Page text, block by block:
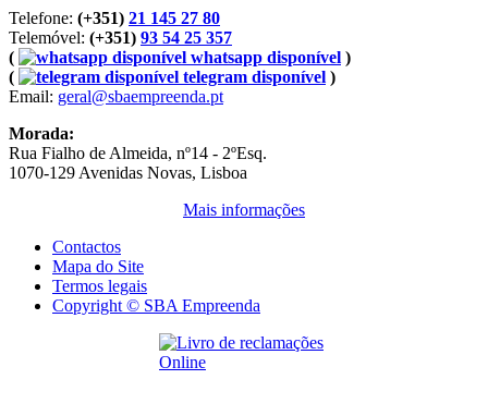
Telefone: (+351) 21 145 27 80
Telemóvel: (+351) 93 54 25 357
(
whatsapp disponível )
(
telegram disponível )
Email: geral@sbaempreenda.pt
Morada:
Rua Fialho de Almeida, nº14 - 2ºEsq.
1070-129 Avenidas Novas, Lisboa
Mais informações
Contactos
Mapa do Site
Termos legais
Copyright © SBA Empreenda